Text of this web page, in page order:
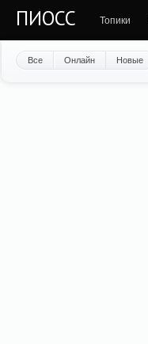
ПИОСС Топики
Все Онлайн Новые